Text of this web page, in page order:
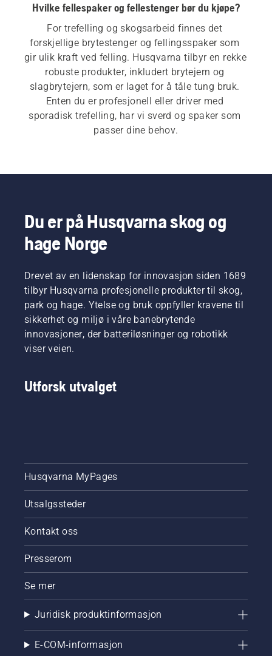
Hvilke fellespaker og fellestenger bør du kjøpe?
For trefelling og skogsarbeid finnes det
forskjellige brytestenger og fellingsspaker som
gir ulik kraft ved felling. Husqvarna tilbyr en rekke
robuste produkter, inkludert brytejern og
slagbrytejern, som er laget for å tåle tung bruk.
Enten du er profesjonell eller driver med
sporadisk trefelling, har vi sverd og spaker som
passer dine behov.
Du er på Husqvarna skog og
hage Norge
Drevet av en lidenskap for innovasjon siden 1689
tilbyr Husqvarna profesjonelle produkter til skog,
park og hage. Ytelse og bruk oppfyller kravene til
sikkerhet og miljø i våre banebrytende
innovasjoner, der batteriløsninger og robotikk
viser veien.
Utforsk utvalget
Husqvarna MyPages
Utsalgssteder
Kontakt oss
Presserom
Se mer
Juridisk produktinformasjon
E-COM-informasjon